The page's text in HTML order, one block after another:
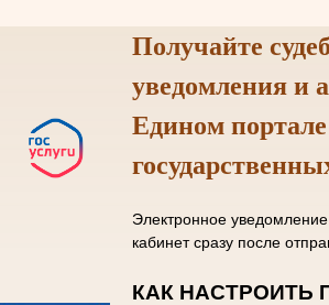
Получайте
уведомления и
Едином портале
Электронное
кабинет сразу после
КАК НАСТРОИТЬ